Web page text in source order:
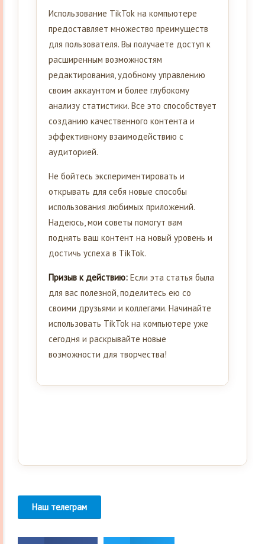
Использование TikTok на компьютере
предоставляет множество преимуществ
для пользователя. Вы получаете доступ к
расширенным возможностям
редактирования, удобному управлению
своим аккаунтом и более глубокому
анализу статистики. Все это способствует
созданию качественного контента и
эффективному взаимодействию с
аудиторией.
Не бойтесь экспериментировать и
открывать для себя новые способы
использования любимых приложений.
Надеюсь, мои советы помогут вам
поднять ваш контент на новый уровень и
достичь успеха в TikTok.
Призыв к действию: Если эта статья была
для вас полезной, поделитесь ею со
своими друзьями и коллегами. Начинайте
использовать TikTok на компьютере уже
сегодня и раскрывайте новые
возможности для творчества!
Наш телеграм